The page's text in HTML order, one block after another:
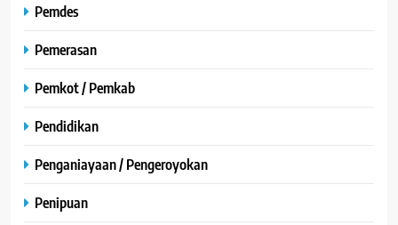
Pemdes
Pemerasan
Pemkot / Pemkab
Pendidikan
Penganiayaan / Pengeroyokan
Penipuan